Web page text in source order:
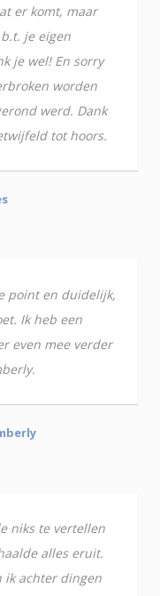
er komt, maar
je eigen
je wel! En sorry
worden
werd. Dank
tot hoors.
point en duidelijk,
Ik heb een
even mee verder
niks te vertellen
alles eruit.
ik achter dingen